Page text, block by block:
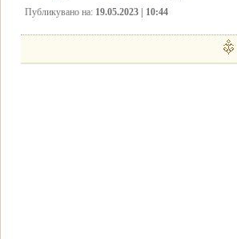
Публикувано на: 19.05.2023 | 10:44